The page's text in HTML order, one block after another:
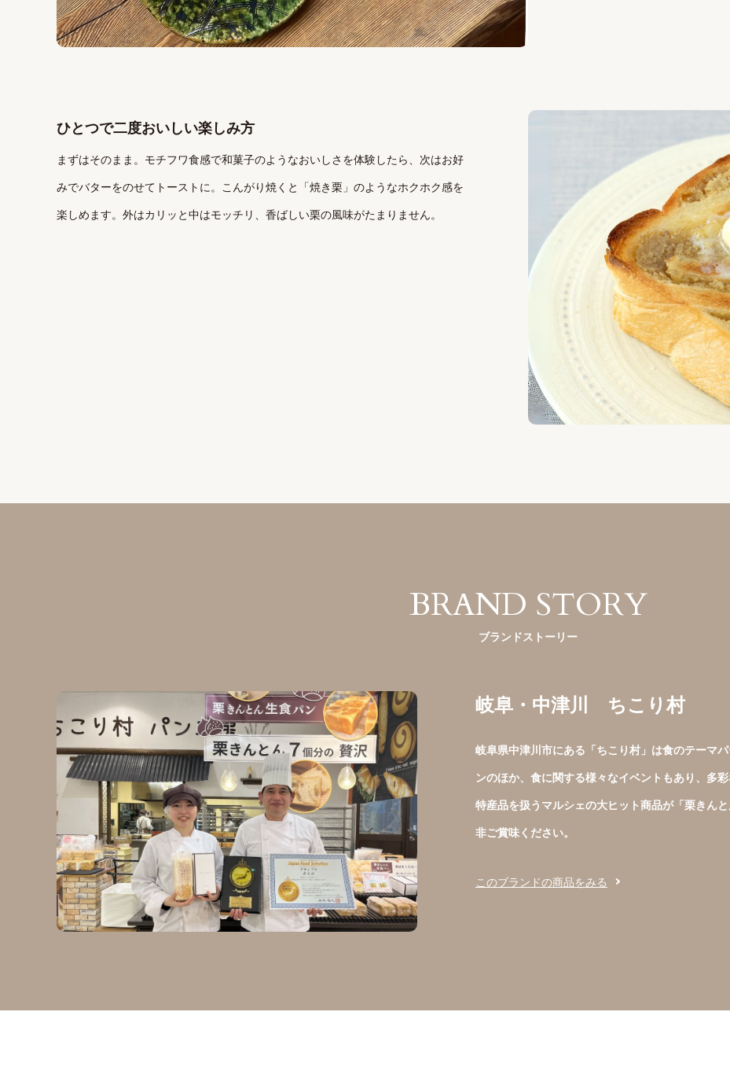
ひとつで二度おいしい楽しみ方
まずはそのまま。モチフワ食感で和菓子のようなおいしさを体験したら、次はお好
みでバターをのせてトーストに。こんがり焼くと「焼き栗」のようなホクホク感を
楽しめます。外はカリッと中はモッチリ、香ばしい栗の風味がたまりません。
BRAND STORY
ブランドストーリー
岐阜・中津川　ちこり村
岐阜県中津川市にある「ちこり村」は食のテーマ
ンのほか、食に関する様々なイベントもあり、多
特産品を扱うマルシェの大ヒット商品が「栗きん
非ご賞味ください。
このブランドの商品をみる